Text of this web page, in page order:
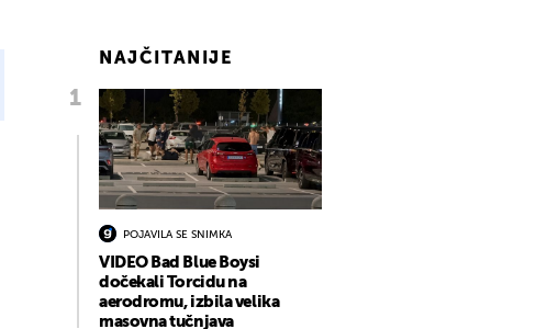
NAJČITANIJE
POJAVILA SE SNIMKA
VIDEO Bad Blue Boysi
dočekali Torcidu na
aerodromu, izbila velika
masovna tučnjava